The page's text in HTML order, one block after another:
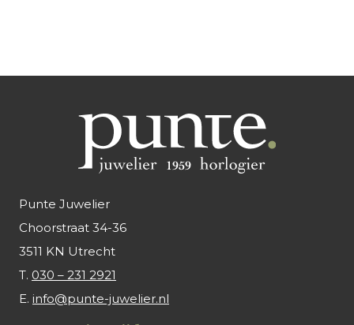
Punte Juwelier
Choorstraat 34-36
3511 KN Utrecht
T. 030 – 231 2921
E. info@punte-juwelier.nl